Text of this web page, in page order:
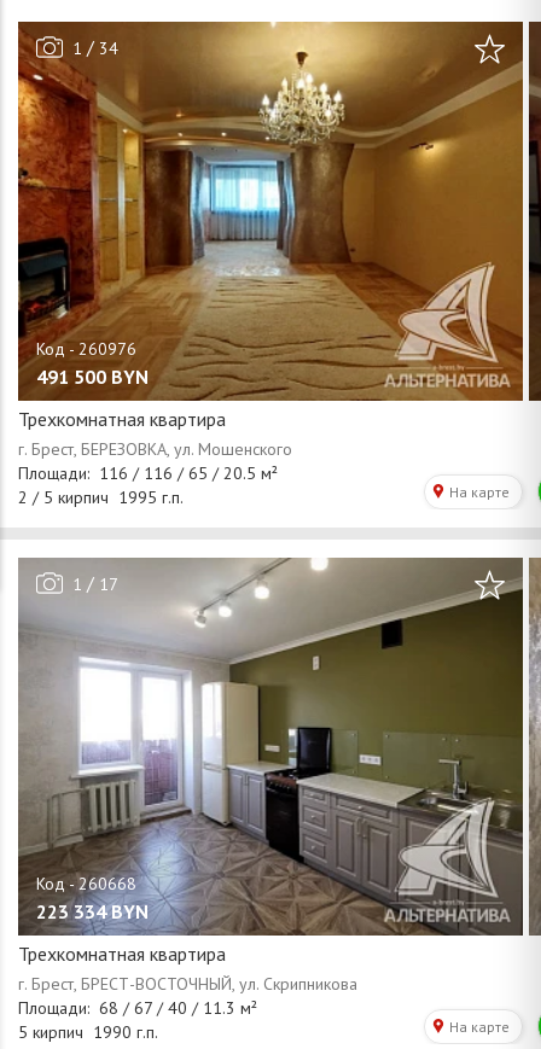
1 / 34
491 500 BYN
Трехкомнатная квартира
1 / 17
223 334 BYN
Трехкомнатная квартира